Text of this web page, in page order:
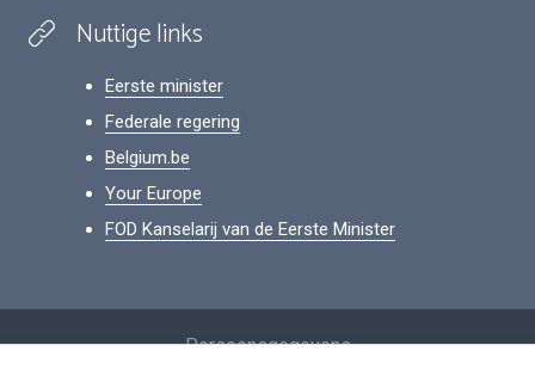
Nuttige links
Eerste minister
Federale regering
Belgium.be
Your Europe
FOD Kanselarij van de Eerste Minister
Persoonsgegevens